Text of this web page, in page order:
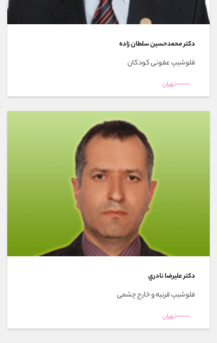
دکتر محمدحسين سلطان زاده
فلوشیپ عفونی کودکان
تهران
دکتر عليرضا نادري
فلوشیپ قرنیه و خارج چشمی
تهران